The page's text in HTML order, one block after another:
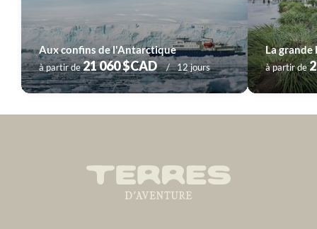
Aux confins de l'Antarctique
à partir de21 060 $CAD 12 jours
La grande
à partir de